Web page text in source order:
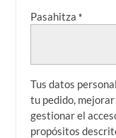
Pasahitza*
Tus datos
tu pedido,
gestionar el
propósitos